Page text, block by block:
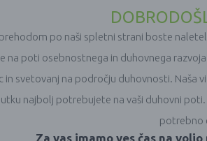
po naši spletni strani boste
na poti osebnostnega in duhovnega
in svetovanj na področju duhovnosti. Naša
najbolj potrebujete na vaši duhovni
potrebno
Za vas imamo ves čas na